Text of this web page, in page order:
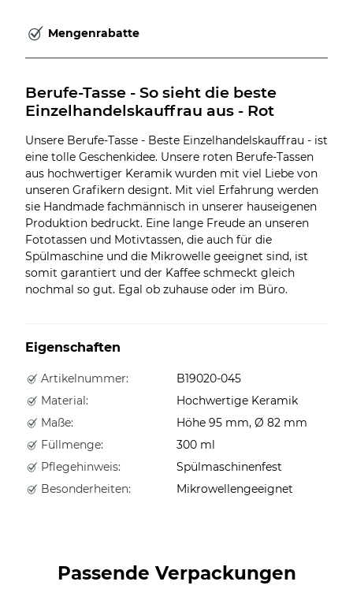
Mengenrabatte
Berufe-Tasse - So sieht die beste
Einzelhandelskauffrau aus - Rot
Unsere Berufe-Tasse - Beste Einzelhandelskauffrau - ist
eine tolle Geschenkidee. Unsere roten Berufe-Tassen
aus hochwertiger Keramik wurden mit viel Liebe von
unseren Grafikern designt. Mit viel Erfahrung werden
sie Handmade fachmännisch in unserer hauseigenen
Produktion bedruckt. Eine lange Freude an unseren
Fototassen und Motivtassen, die auch für die
Spülmaschine und die Mikrowelle geeignet sind, ist
somit garantiert und der Kaffee schmeckt gleich
nochmal so gut. Egal ob zuhause oder im Büro.
Eigenschaften
Artikelnummer:
B19020-045
Material:
Hochwertige Keramik
Maße:
Höhe 95 mm, Ø 82 mm
Füllmenge:
300 ml
Pflegehinweis:
Spülmaschinenfest
Besonderheiten:
Mikrowellengeeignet
Passende Verpackungen